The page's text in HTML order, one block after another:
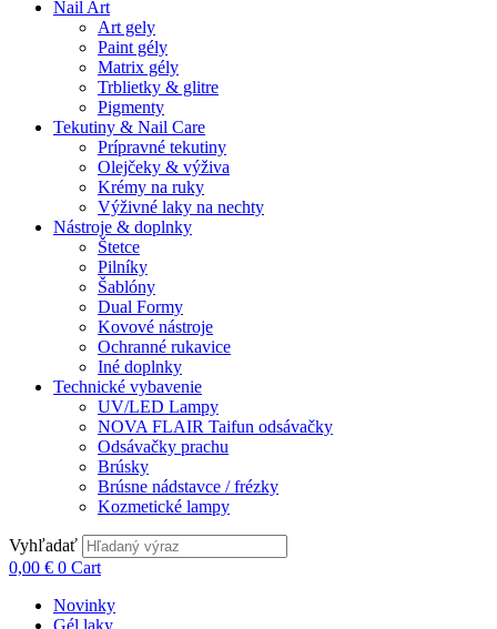
Nail Art
Art gely
Paint gély
Matrix gély
Trblietky & glitre
Pigmenty
Tekutiny & Nail Care
Prípravné tekutiny
Olejčeky & výživa
Krémy na ruky
Výživné laky na nechty
Nástroje & doplnky
Štetce
Pilníky
Šablóny
Dual Formy
Kovové nástroje
Ochranné rukavice
Iné doplnky
Technické vybavenie
UV/LED Lampy
NOVA FLAIR Taifun odsávačky
Odsávačky prachu
Brúsky
Brúsne nádstavce / frézky
Kozmetické lampy
Vyhľadať
0,00 € 0 Cart
Novinky
Gél laky